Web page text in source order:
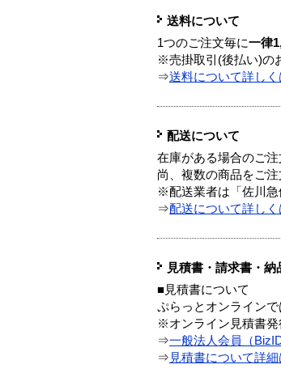
送料について
1つのご注文毎に一律
※売掛取引(後払い)の
⇒送料について詳しく
配送について
在庫がある場合のご
尚、複数の商品をご
※配送業者は「佐川急
⇒配送について詳しく
見積書・請求書・
■見積書について
ぷらっとオンライン
※オンライン見積書発
⇒一般法人会員（
⇒ 見積書について詳